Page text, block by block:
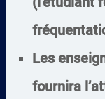
Les
fournira